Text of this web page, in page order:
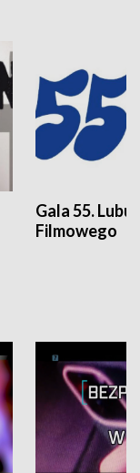
Gala 55.
Filmowego